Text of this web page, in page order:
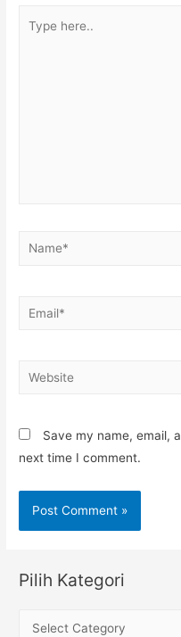
here..
Name*
Email*
Website
Save my name, email,
next time I comment.
Pilih Kategori